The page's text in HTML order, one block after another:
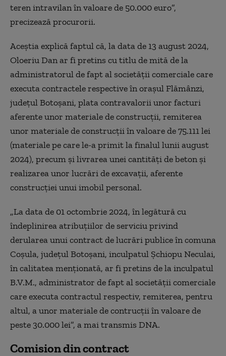
teren intravilan în valoare de 50.000 euro”,
precizează procurorii.
Aceştia explică faptul că, la data de 13 august 2024,
Oloeriu Dan ar fi pretins cu titlu de mită de la
administratorul de fapt al societăţii comerciale care
executa contractele respective în oraşul Flămânzi,
judeţul Botoşani, plata contravalorii unor facturi
aferente unor materiale de construcţii, remiterea
unor materiale de construcţii în valoare de 75.111 lei
(materiale pe care le-a primit la finalul lunii august
2024), precum şi livrarea unei cantităţi de beton şi
realizarea unor lucrări de excavaţii, aferente
construcţiei unui imobil personal.
„La data de 01 octombrie 2024, în legătură cu
îndeplinirea atribuţiilor de serviciu privind
derularea unui contract de lucrări publice în comuna
Coşula, judeţul Botoşani, inculpatul Şchiopu Neculai,
în calitatea menţionată, ar fi pretins de la inculpatul
B.V.M., administrator de fapt al societăţii comerciale
care executa contractul respectiv, remiterea, pentru
altul, a unor materiale de contrucţii în valoare de
peste 30.000 lei”, a mai transmis DNA.
Comision din contract